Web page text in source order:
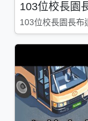
103位校長園
103位校長園長